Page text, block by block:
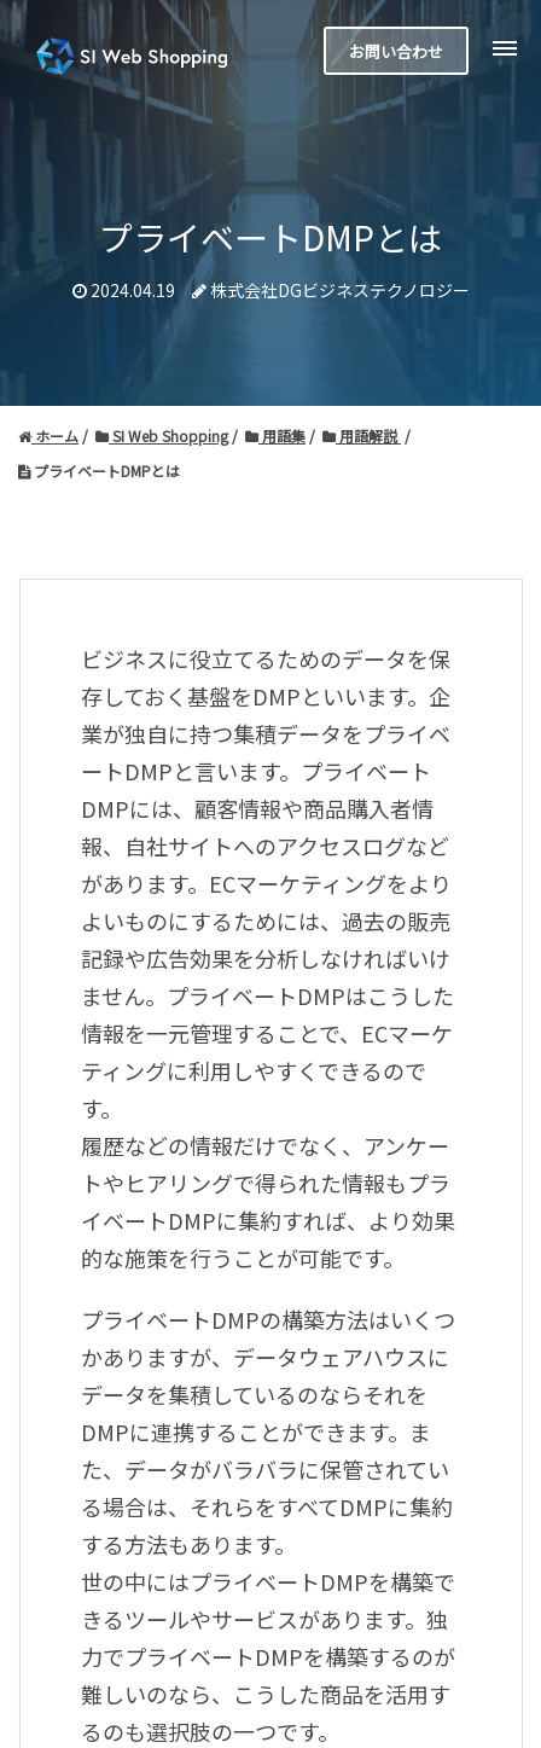
お問い合わせ
プライベートDMPとは
2024.04.19 株式会社DGビジネステクノロジー
ホーム SI Web Shopping 用語集
用語解説
プライベートDMPとは
ビジネスに役立てるためのデータを保
存しておく基盤をDMPといいます。企
業が独自に持つ集積データをプライベ
ートDMPと言います。プライベート
DMPには、顧客情報や商品購入者情
報、自社サイトへのアクセスログなど
があります。ECマーケティングをより
よいものにするためには、過去の販売
記録や広告効果を分析しなければいけ
ません。プライベートDMPはこうした
情報を一元管理することで、ECマーケ
ティングに利用しやすくできるので
す。
履歴などの情報だけでなく、アンケー
トやヒアリングで得られた情報もプラ
イベートDMPに集約すれば、より効果
的な施策を行うことが可能です。
プライベートDMPの構築方法はいくつ
かありますが、データウェアハウスに
データを集積しているのならそれを
DMPに連携することができます。ま
た、データがバラバラに保管されてい
る場合は、それらをすべてDMPに集約
する方法もあります。
世の中にはプライベートDMPを構築で
きるツールやサービスがあります。独
力でプライベートDMPを構築するのが
難しいのなら、こうした商品を活用す
るのも選択肢の一つです。